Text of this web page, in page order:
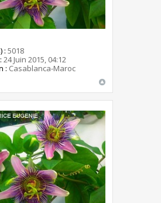
: 5018
24 Juin 2015, 04:12
: Casablanca-Maroc